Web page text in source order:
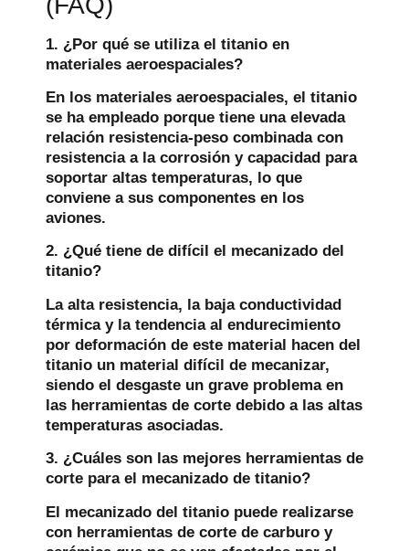
1. ¿Por qué se utiliza el titanio en
materiales aeroespaciales?
En los materiales aeroespaciales, el titanio
se ha empleado porque tiene una elevada
relación resistencia-peso combinada con
resistencia a la corrosión y capacidad para
soportar altas temperaturas, lo que
conviene a sus componentes en los
aviones.
2. ¿Qué tiene de difícil el mecanizado del
titanio?
La alta resistencia, la baja conductividad
térmica y la tendencia al endurecimiento
por deformación de este material hacen del
titanio un material difícil de mecanizar,
siendo el desgaste un grave problema en
las herramientas de corte debido a las altas
temperaturas asociadas.
3. ¿Cuáles son las mejores herramientas de
corte para el mecanizado de titanio?
El mecanizado del titanio puede realizarse
con herramientas de corte de carburo y